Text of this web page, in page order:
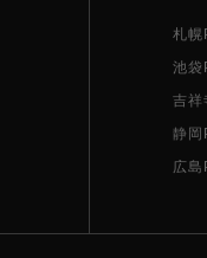
札幌
池袋
吉祥
静岡
広島